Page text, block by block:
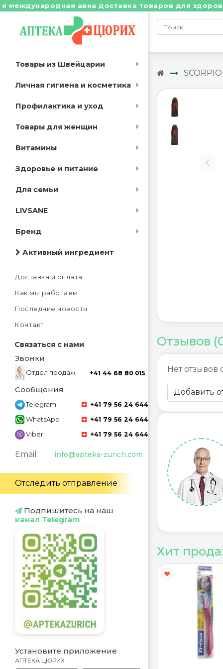
авиа доставка товаров для здоровья
Товары из Швейцарии
Личная гигиена и косметика
Профилактика и уход
Товары для женщин
Витамины
Здоровье и питание
Для семьи
LIVSANE
Бренд
Активный ингредиент
Доставка и оплата
Как мы работаем
Последние новости
Контакт
Связаться с нами
Звонки
Отдел продаж +41 44 68 80 015
Сообщения
Telegram +41 79 56 24 644
WhatsApp +41 79 56 24 644
Viber +41 79 56 24 644
Email info@apteka-zurich.com
Отследить отправление
Подпишитесь на наш
канал Telegram
Установите приложение
АПТЕКА ЦЮРИХ
Отзывов
Нет отзывов
Добавить
Хит
Y